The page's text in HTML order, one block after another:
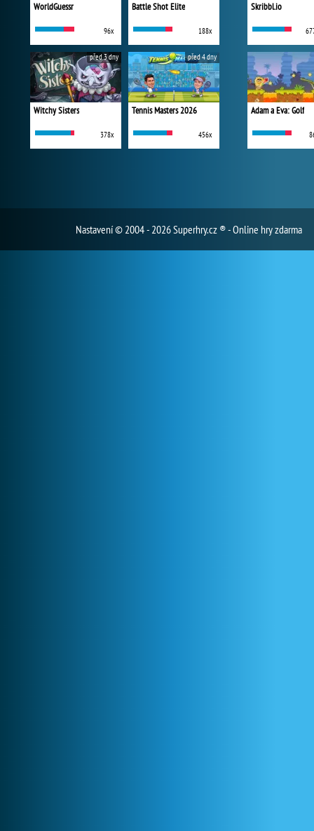
WorldGuessr
96x
Battle Shot Elite
188x
Witchy Sisters
378x
před 3 dny
Tennis Masters 2026
456x
před 4 dny
Skribbl.io
Adam a Eva: Golf
Nastavení© 2004 - 2026 Superhry.cz ® - Online hry zdarma